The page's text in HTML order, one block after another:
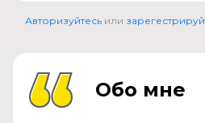
Авторизуйтесь или
Обо мне